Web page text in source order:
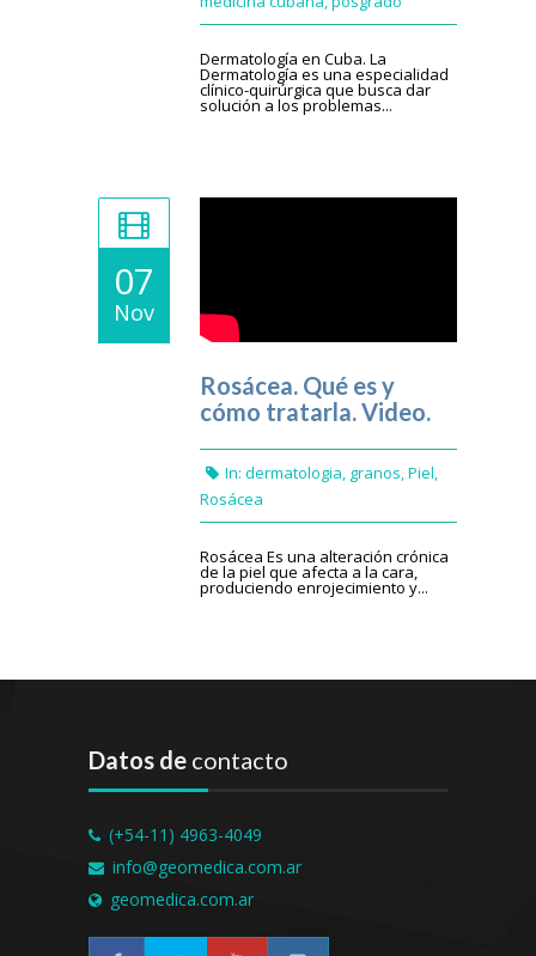
Dermatología en Cuba. La
Dermatología es una especialidad
clínico-quirúrgica que busca dar
solución a los problemas...
07
Nov
Rosácea. Qué es y
cómo tratarla. Video.
In: dermatologia, granos,Piel,
Rosácea
Rosácea Es una alteración crónica
de la piel que afecta a la cara,
produciendo enrojecimiento y...
Datos de contacto
(+54-11) 4963-4049
info@geomedica.com.ar
geomedica.com.ar